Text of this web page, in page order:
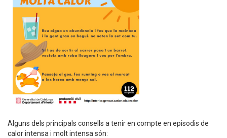
Alguns dels principals consells a tenir en compte en episodis de
calor intensa i molt intensa són: